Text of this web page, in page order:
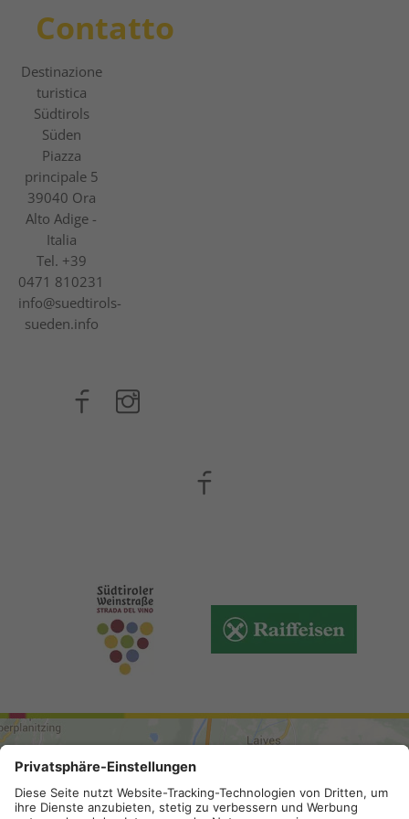
Contatto
Destinazione
turistica
Südtirols
Süden
Piazza
principale 5
39040 Ora
Alto Adige -
Italia
Tel. +39
0471 810231
info@suedtirols-
sueden.info
ARRIVO